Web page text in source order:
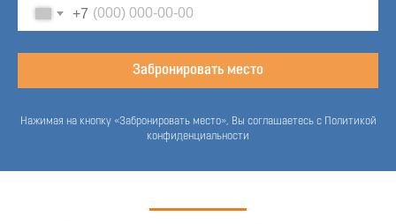
+7
Забронировать место
Нажимая на кнопку «Забронировать место», Вы соглашаетесь с Политикой
конфиденциальности